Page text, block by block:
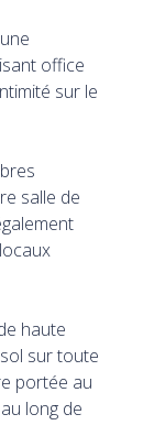
office
sur le
salle de
haute
sur toute
portée au
long de